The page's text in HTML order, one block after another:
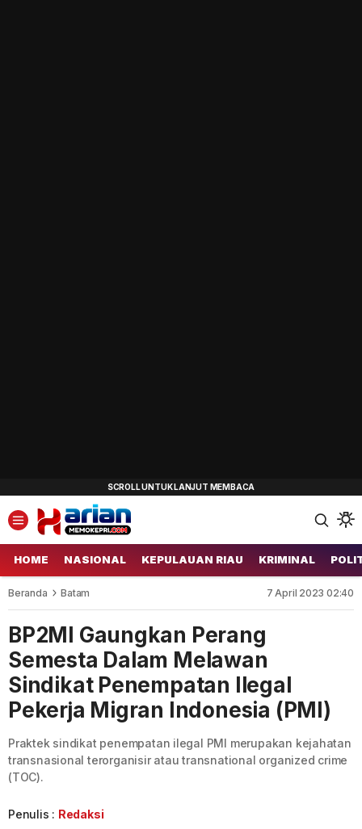
HOME NASIONAL KEPULAUAN RIAU KRIMINAL
Beranda Batam 7 April 2023 02:40
BP2MI Gaungkan Perang
Semesta Dalam Melawan
Sindikat Penempatan Ilegal
Pekerja Migran Indonesia (PMI)
Praktek sindikat penempatan ilegal PMI merupakan kejahatan
transnasional terorganisir atau transnational organized crime
(TOC).
Penulis : Redaksi